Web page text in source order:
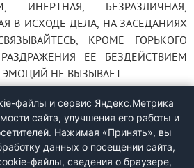
ИНЕРТНАЯ, БЕЗРАЗЛИЧНАЯ,
В ИСХОДЕ ДЕЛА, НА ЗАСЕДАНИЯХ
КРОМЕ ГОРЬКОГО
ЕЕ БЕЗДЕЙСТВИЕМ
НЕ ВЫЗЫВАЕТ. ...
файлы и сервис Яндекс.Метрика
сайта, улучшения его работы и
Нажимая «Принять», вы
данных о посещении сайта,
файлы, сведения о браузере,